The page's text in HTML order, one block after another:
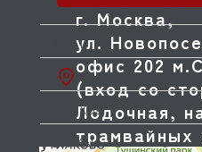
ZANUSSI (не активен)
АМЕТ
ВИСТЕКС
ВОСХОД
ВУЛКАН
г. Москва,
ул.
офис 202
(вход со
Лодочная,
трамвайных